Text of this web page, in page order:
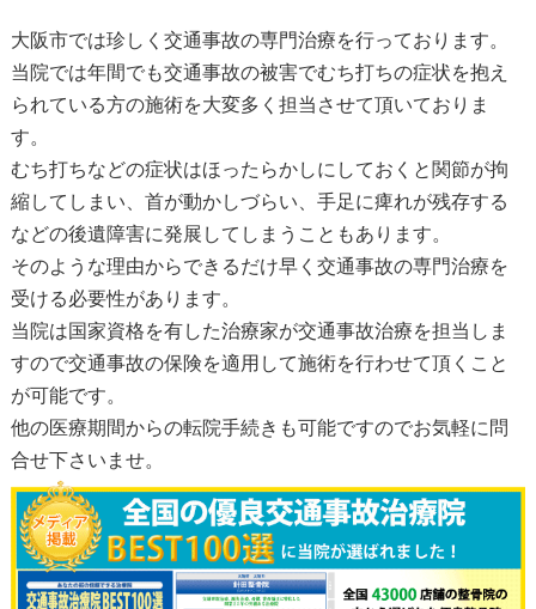
大阪市では珍しく交通事故の専門治療を行っております。
当院では年間でも交通事故の被害でむち打ちの症状を抱え
られている方の施術を大変多く担当させて頂いておりま
す。
むち打ちなどの症状はほったらかしにしておくと関節が拘
縮してしまい、首が動かしづらい、手足に痺れが残存する
などの後遺障害に発展してしまうこともあります。
そのような理由からできるだけ早く交通事故の専門治療を
受ける必要性があります。
当院は国家資格を有した治療家が交通事故治療を担当しま
すので交通事故の保険を適用して施術を行わせて頂くこと
が可能です。
他の医療期間からの転院手続きも可能ですのでお気軽に問
合せ下さいませ。